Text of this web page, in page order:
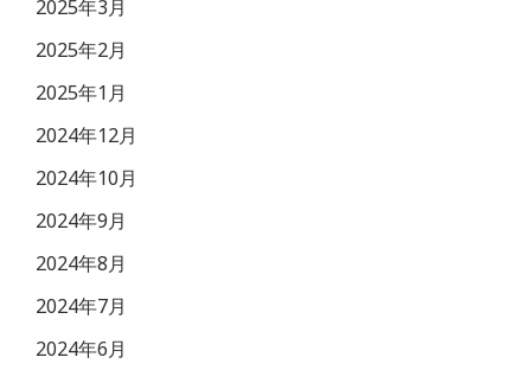
2025年3月
2025年2月
2025年1月
2024年12月
2024年10月
2024年9月
2024年8月
2024年7月
2024年6月